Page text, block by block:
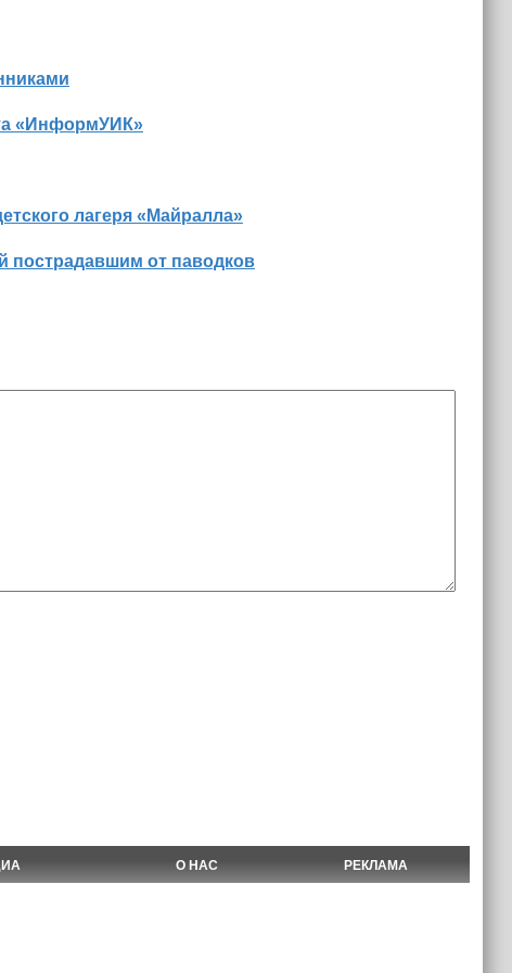
«ИнформУИК»
лагеря «Майралла»
пострадавшим от паводков
О НАС РЕКЛАМА